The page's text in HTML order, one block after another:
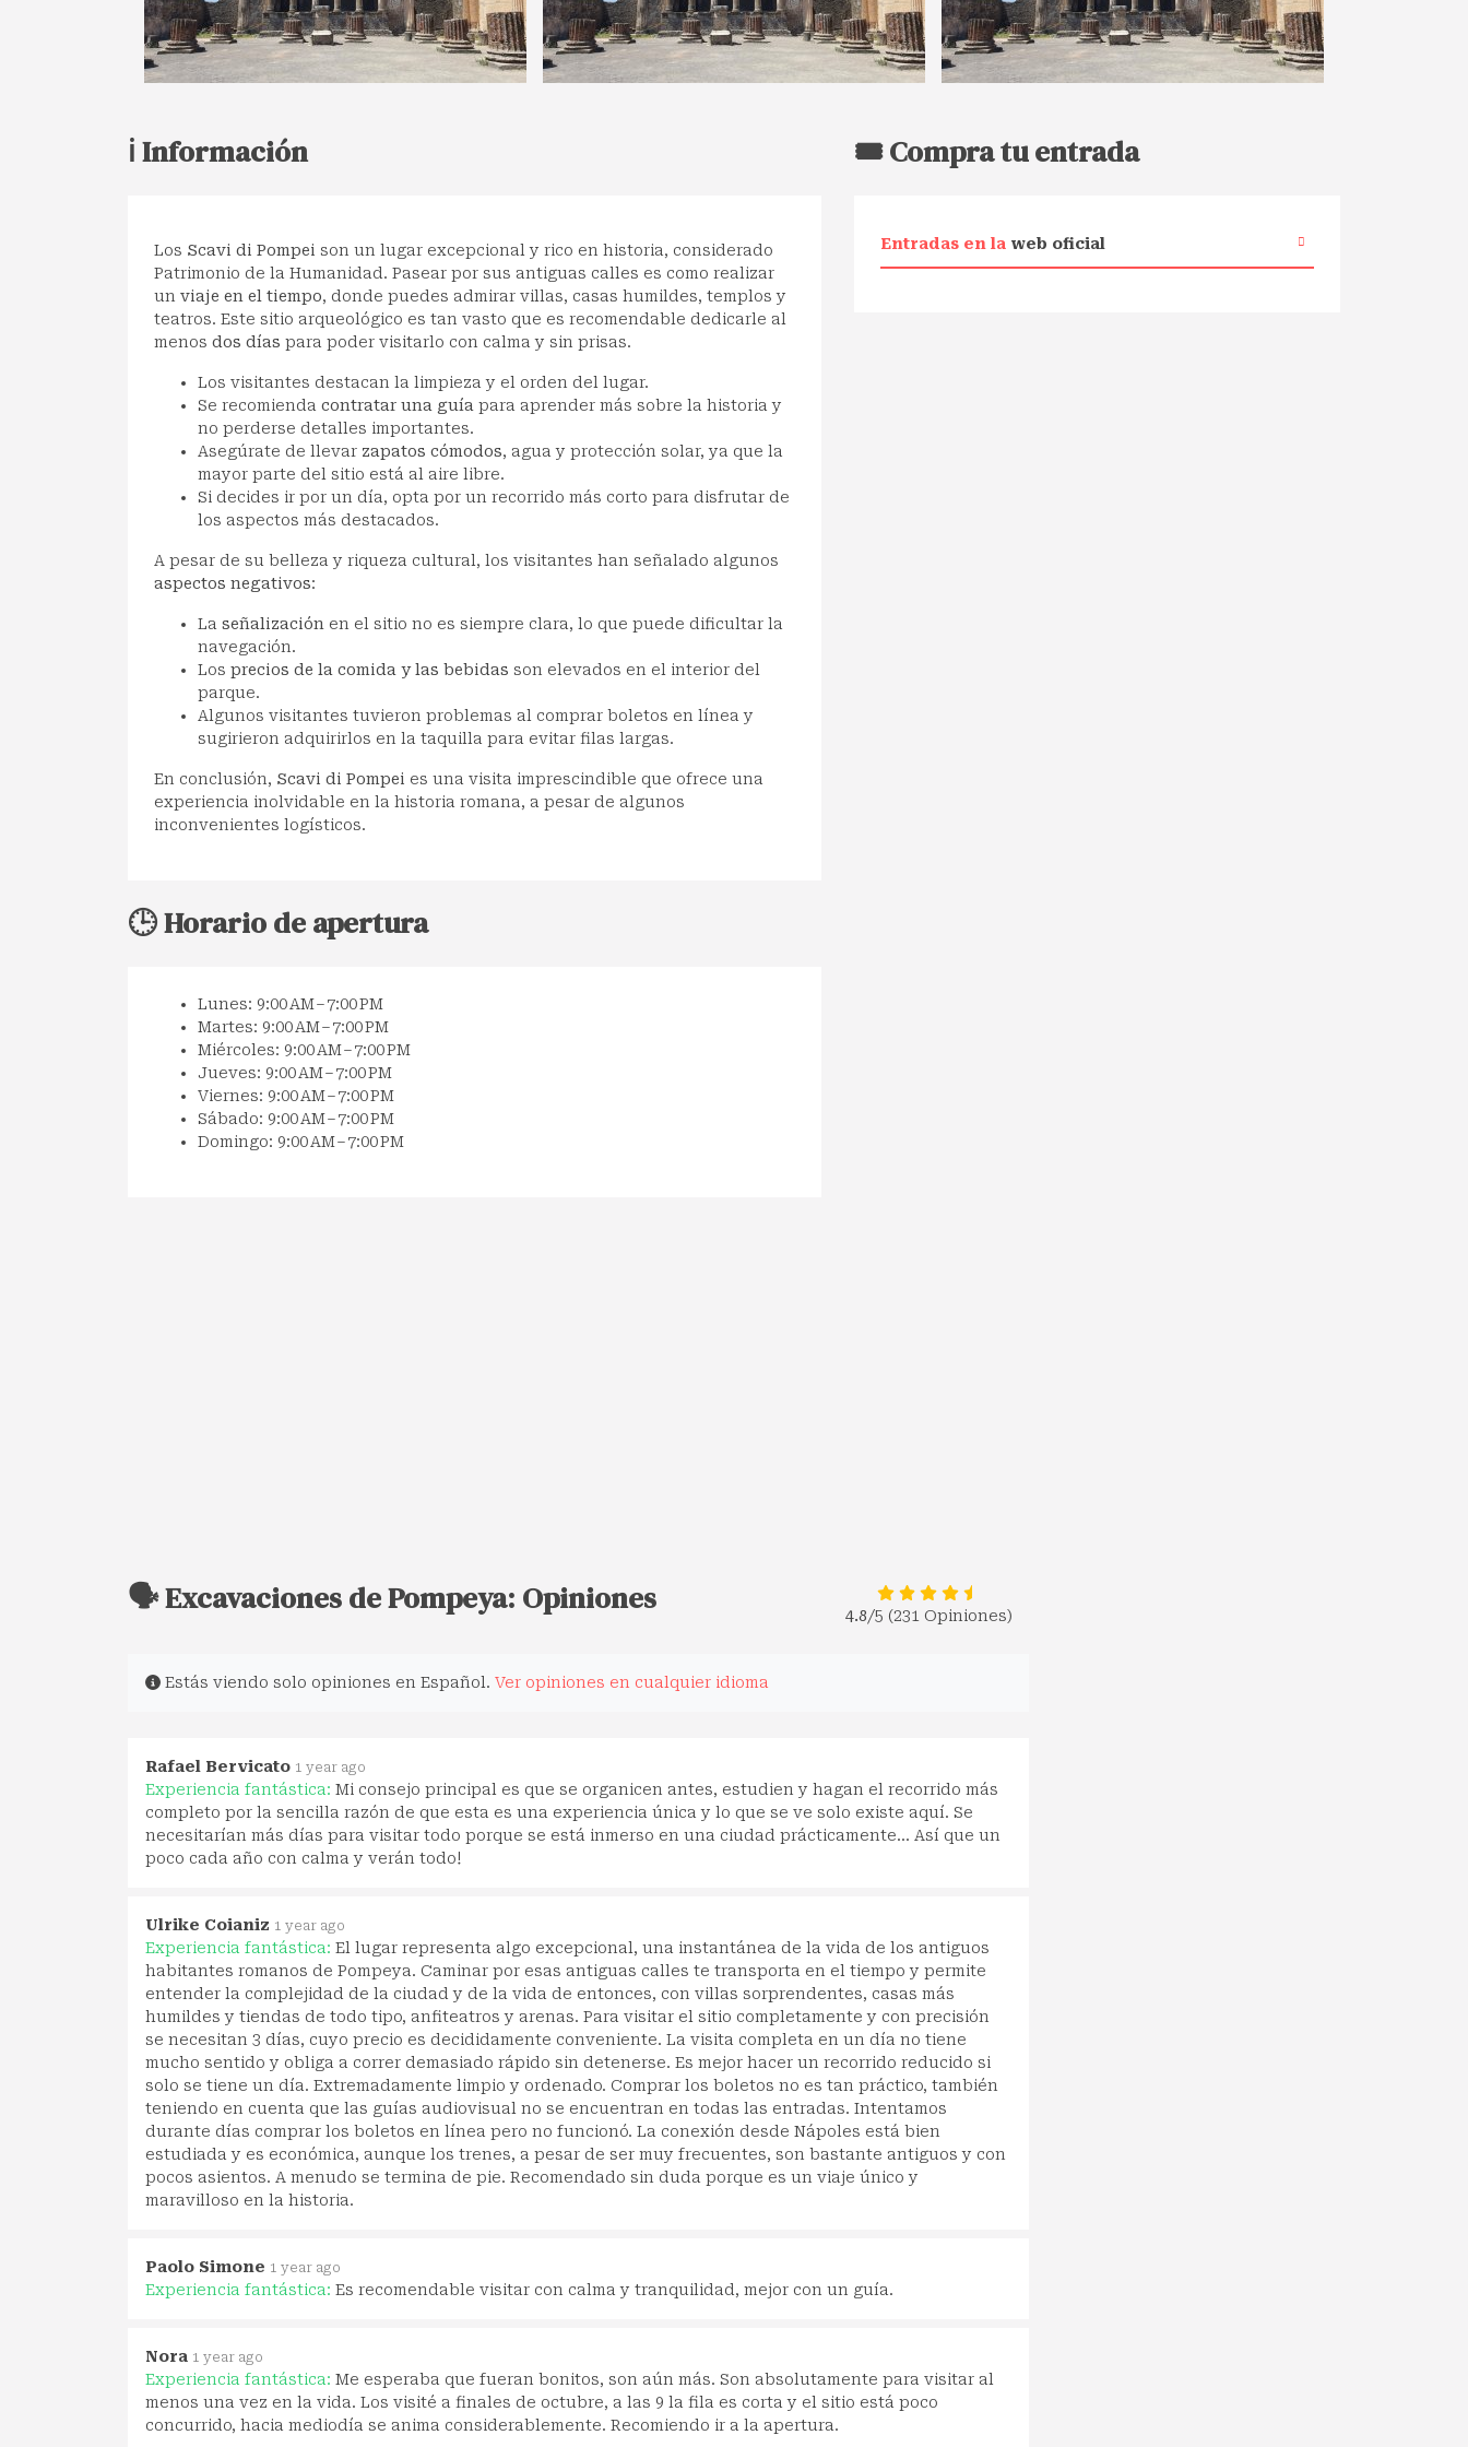
ℹ️ Información
Los Scavi di Pompei son un lugar excepcional y rico en historia, considerado
Patrimonio de la Humanidad. Pasear por sus antiguas calles es como realizar
un viaje en el tiempo, donde puedes admirar villas, casas humildes, templos y
teatros. Este sitio arqueológico es tan vasto que es recomendable dedicarle al
menos dos días para poder visitarlo con calma y sin prisas.
Los visitantes destacan la limpieza y el orden del lugar.
Se recomienda contratar una guía para aprender más sobre la historia y
no perderse detalles importantes.
Asegúrate de llevar zapatos cómodos, agua y protección solar, ya que la
mayor parte del sitio está al aire libre.
Si decides ir por un día, opta por un recorrido más corto para disfrutar de
los aspectos más destacados.
A pesar de su belleza y riqueza cultural, los visitantes han señalado algunos
aspectos negativos:
La señalización en el sitio no es siempre clara, lo que puede dificultar la
navegación.
Los precios de la comida y las bebidas son elevados en el interior del
parque.
Algunos visitantes tuvieron problemas al comprar boletos en línea y
sugirieron adquirirlos en la taquilla para evitar filas largas.
En conclusión, Scavi di Pompei es una visita imprescindible que ofrece una
experiencia inolvidable en la historia romana, a pesar de algunos
inconvenientes logísticos.
🕒 Horario de apertura
Lunes: 9:00 AM – 7:00 PM
Martes: 9:00 AM – 7:00 PM
Miércoles: 9:00 AM – 7:00 PM
Jueves: 9:00 AM – 7:00 PM
Viernes: 9:00 AM – 7:00 PM
Sábado: 9:00 AM – 7:00 PM
Domingo: 9:00 AM – 7:00 PM
🎟️ Compra tu entrada
Entradas en la web oficial
🗣️ Excavaciones de Pompeya: Opiniones 4.8/5 (231 Opiniones)
Estás viendo solo opiniones en Español. Ver opiniones en cualquier idioma
Rafael Bervicato 1 year ago
Experiencia fantástica: Mi consejo principal es que se organicen antes, estudien y hagan el recorrido más
completo por la sencilla razón de que esta es una experiencia única y lo que se ve solo existe aquí. Se
necesitarían más días para visitar todo porque se está inmerso en una ciudad prácticamente... Así que un
poco cada año con calma y verán todo!
Ulrike Coianiz 1 year ago
Experiencia fantástica: El lugar representa algo excepcional, una instantánea de la vida de los antiguos
habitantes romanos de Pompeya. Caminar por esas antiguas calles te transporta en el tiempo y permite
entender la complejidad de la ciudad y de la vida de entonces, con villas sorprendentes, casas más
humildes y tiendas de todo tipo, anfiteatros y arenas. Para visitar el sitio completamente y con precisión
se necesitan 3 días, cuyo precio es decididamente conveniente. La visita completa en un día no tiene
mucho sentido y obliga a correr demasiado rápido sin detenerse. Es mejor hacer un recorrido reducido si
solo se tiene un día. Extremadamente limpio y ordenado. Comprar los boletos no es tan práctico, también
teniendo en cuenta que las guías audiovisual no se encuentran en todas las entradas. Intentamos
durante días comprar los boletos en línea pero no funcionó. La conexión desde Nápoles está bien
estudiada y es económica, aunque los trenes, a pesar de ser muy frecuentes, son bastante antiguos y con
pocos asientos. A menudo se termina de pie. Recomendado sin duda porque es un viaje único y
maravilloso en la historia.
Paolo Simone 1 year ago
Experiencia fantástica: Es recomendable visitar con calma y tranquilidad, mejor con un guía.
Nora 1 year ago
Experiencia fantástica: Me esperaba que fueran bonitos, son aún más. Son absolutamente para visitar al
menos una vez en la vida. Los visité a finales de octubre, a las 9 la fila es corta y el sitio está poco
concurrido, hacia mediodía se anima considerablemente. Recomiendo ir a la apertura.